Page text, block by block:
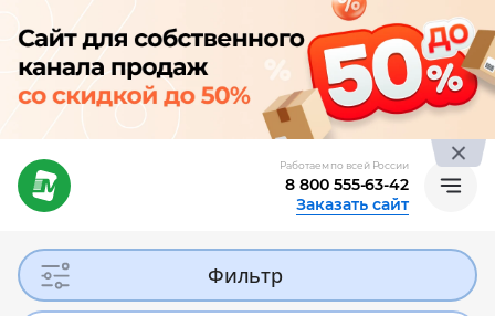
Работаем по всей России
8 800 555-63-42
Заказать сайт
Фильтр